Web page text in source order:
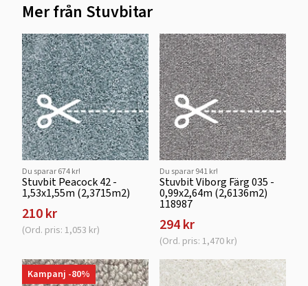
Mer från Stuvbitar
Du sparar 674 kr!
Stuvbit Peacock 42 -
1,53x1,55m (2,3715m2)
210 kr
(Ord. pris: 1,053 kr)
Du sparar 941 kr!
Stuvbit Viborg Färg 035 -
0,99x2,64m (2,6136m2)
118987
294 kr
(Ord. pris: 1,470 kr)
Kampanj -80%